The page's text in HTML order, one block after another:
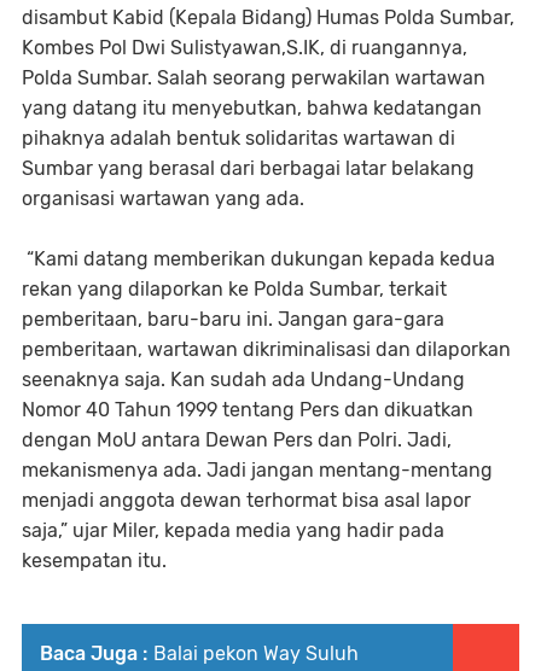
disambut Kabid (Kepala Bidang) Humas Polda Sumbar,
Kombes Pol Dwi Sulistyawan,S.IK, di ruangannya,
Polda Sumbar. Salah seorang perwakilan wartawan
yang datang itu menyebutkan, bahwa kedatangan
pihaknya adalah bentuk solidaritas wartawan di
Sumbar yang berasal dari berbagai latar belakang
organisasi wartawan yang ada.
“Kami datang memberikan dukungan kepada kedua
rekan yang dilaporkan ke Polda Sumbar, terkait
pemberitaan, baru-baru ini. Jangan gara-gara
pemberitaan, wartawan dikriminalisasi dan dilaporkan
seenaknya saja. Kan sudah ada Undang-Undang
Nomor 40 Tahun 1999 tentang Pers dan dikuatkan
dengan MoU antara Dewan Pers dan Polri. Jadi,
mekanismenya ada. Jadi jangan mentang-mentang
menjadi anggota dewan terhormat bisa asal lapor
saja,” ujar Miler, kepada media yang hadir pada
kesempatan itu.
Baca Juga : Balai pekon Way Suluh